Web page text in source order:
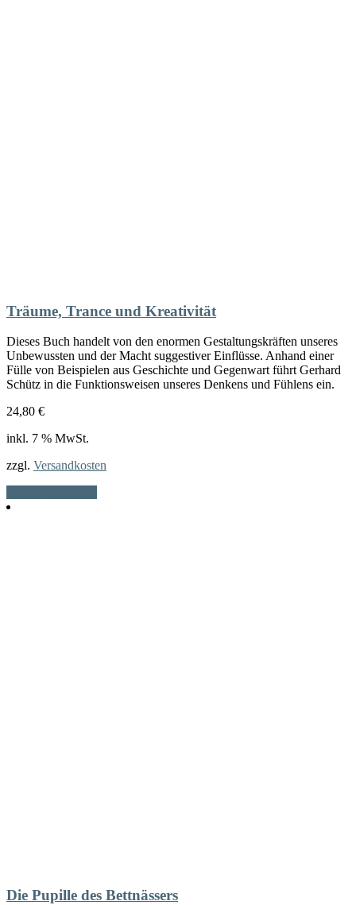
Träume, Trance und Kreativität
Dieses Buch handelt von den enormen Gestaltungskräften unseres
Unbewussten und der Macht suggestiver Einflüsse. Anhand einer
Fülle von Beispielen aus Geschichte und Gegenwart führt Gerhard
Schütz in die Funktionsweisen unseres Denkens und Fühlens ein.
24,80 €
inkl. 7 % MwSt.
zzgl. Versandkosten
Die Pupille des Bettnässers